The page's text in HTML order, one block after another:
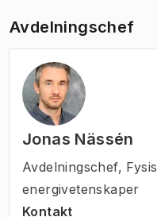
Avdelningschef
Jonas Nässén
Avdelningschef,
energivetenskaper
Kontakt